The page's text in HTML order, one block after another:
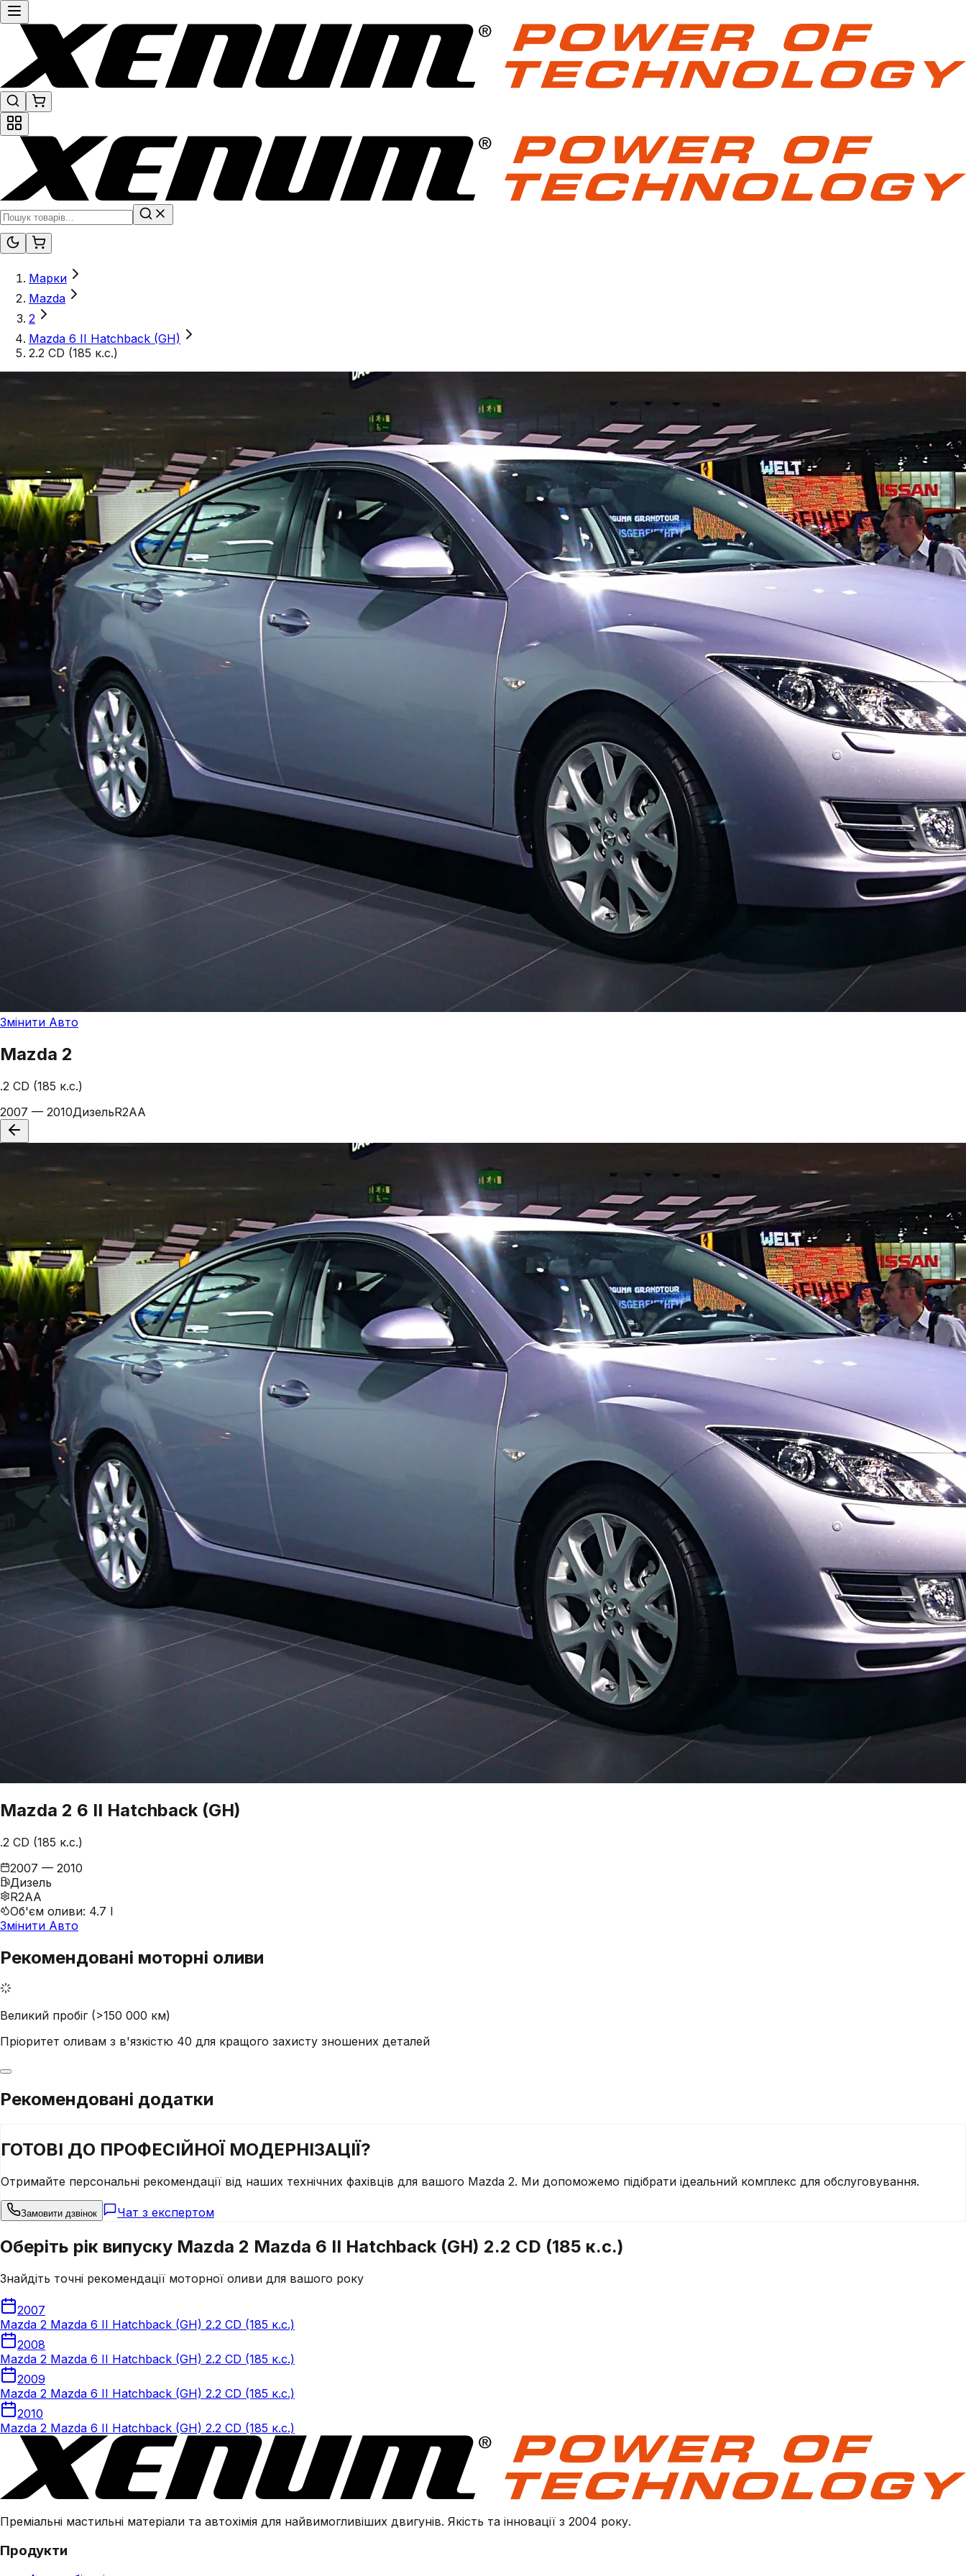
Марки
Mazda
2
Mazda 6 II Hatchback (GH)
2.2 CD (185 к.с.)
Змінити Авто
Mazda 2
.2 CD (185 к.с.)
2007 — 2010ДизельR2AA
Mazda 2 6 II Hatchback (GH)
.2 CD (185 к.с.)
2007 — 2010
Дизель
R2AA
Об'єм оливи: 4.7 l
Змінити Авто
Рекомендовані моторні оливи
Великий пробіг (>150 000 км)
Пріоритет оливам з в'язкістю 40 для кращого захисту зношених деталей
Рекомендовані додатки
ГОТОВІ ДО ПРОФЕСІЙНОЇ МОДЕРНІЗАЦІЇ?
Отримайте персональні рекомендації від наших технічних фахівців для вашого Mazda 2. Ми допоможемо підібрати ідеальний комплекс для обслуговування.
Замовити дзвінок Чат з експертом
Оберіть рік випуску Mazda 2 Mazda 6 II Hatchback (GH) 2.2 CD (185 к.с.)
Знайдіть точні рекомендації моторної оливи для вашого року
2007
Mazda 2 Mazda 6 II Hatchback (GH) 2.2 CD (185 к.с.)
2008
Mazda 2 Mazda 6 II Hatchback (GH) 2.2 CD (185 к.с.)
2009
Mazda 2 Mazda 6 II Hatchback (GH) 2.2 CD (185 к.с.)
2010
Mazda 2 Mazda 6 II Hatchback (GH) 2.2 CD (185 к.с.)
Преміальні мастильні матеріали та автохімія для найвимогливіших двигунів. Якість та інновації з 2004 року.
Продукти